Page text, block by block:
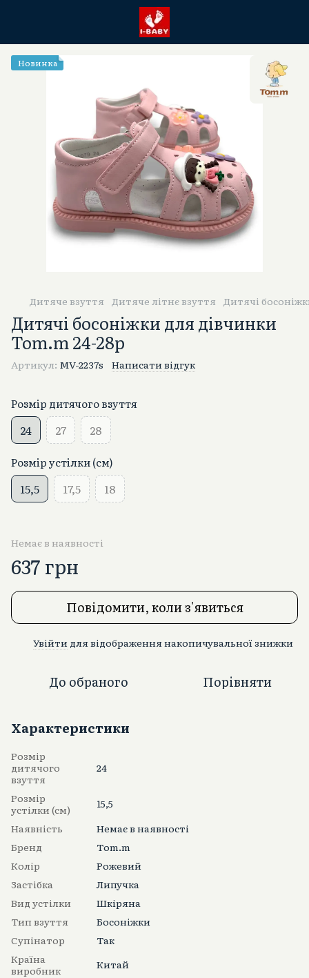
Новинка
Дитяче взуття Дитяче літнє взуття Дитячі
Дитячі босоніжки для дівчинки
Tom.m 24-28р
Артикул: MV-2237s Написати відгук
Розмір дитячого взуття
24 27 28
Розмір устілки (см)
15,5 17,5 18
Немає в наявності
637 грн
Повідомити, коли з'явиться
Увійти для відображення накопичувальної знижки
До обраного Порівняти
Характеристики
Розмір
дитячого
взуття
24
Розмір
устілки (см)
15,5
Наявність
Немає в наявності
Бренд
Тоm.m
Колір
Рожевий
Застібка
Липучка
Вид устілки
Шкіряна
Тип взуття
Босоніжки
Супінатор
Так
Країна
виробник
Китай